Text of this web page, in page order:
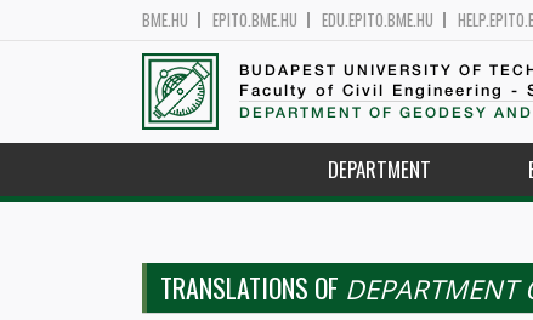
BME.HU EPITO.BME.HU EDU.EPITO.BME.HU
BUDAPEST UNIVERSITY OF
Faculty of Civil Engineering -
DEPARTMENT OF GEODESY
DEPARTMENT
TRANSLATIONS OF DEPARTMENT